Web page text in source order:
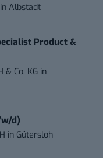
inAlbstadt
Product &
& Co. KG in
d)
in Gütersloh